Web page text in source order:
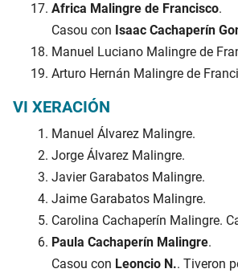
Africa Malingre de Francisco.
Casou con Isaac Cachaperín
Manuel Luciano Malingre de
Arturo Hernán Malingre de
VI XERACIÓN
Manuel Álvarez Malingre.
Jorge Álvarez Malingre.
Javier Garabatos Malingre.
Jaime Garabatos Malingre.
Carolina Cachaperín Malingre.
Paula Cachaperín Malingre.
Casou con Leoncio N.. Tiveron